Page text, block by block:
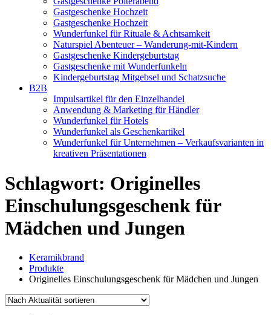
Gastgeschenke Hochzeit
Gastgeschenke Hochzeit
Wunderfunkel für Rituale & Achtsamkeit
Naturspiel Abenteuer – Wanderung-mit-Kindern
Gastgeschenke Kindergeburtstag
Gastgeschenke mit Wunderfunkeln
Kindergeburtstag Mitgebsel und Schatzsuche
B2B
Impulsartikel für den Einzelhandel
Anwendung & Marketing für Händler
Wunderfunkel für Hotels
Wunderfunkel als Geschenkartikel
Wunderfunkel für Unternehmen – Verkaufsvarianten in
kreativen Präsentationen
Schlagwort: Originelles
Einschulungsgeschenk für
Mädchen und Jungen
Keramikbrand
Produkte
Originelles Einschulungsgeschenk für Mädchen und Jungen